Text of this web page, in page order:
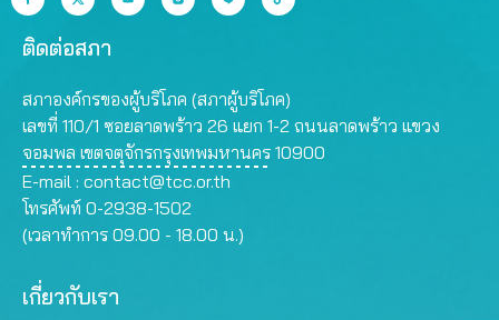
ติดต่อสภา
สภาองค์กรของผู้บริโภค (สภาผู้บริโภค)
เลขที่ 110/1 ซอยลาดพร้าว 26 แยก 1-2 ถนนลาดพร้าว แขวง
จอมพล เขตจตุจักรกรุงเทพมหานคร 10900
E-mail : contact@tcc.or.th
โทรศัพท์ 0-2938-1502
(เวลาทำการ 09.00 - 18.00 น.)
เกี่ยวกับเรา